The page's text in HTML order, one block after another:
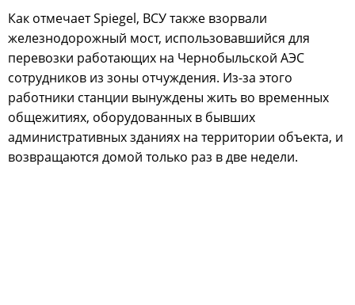
Как отмечает Spiegel, ВСУ также взорвали
железнодорожный мост, использовавшийся для
перевозки работающих на Чернобыльской АЭС
сотрудников из зоны отчуждения. Из-за этого
работники станции вынуждены жить во временных
общежитиях, оборудованных в бывших
административных зданиях на территории объекта, и
возвращаются домой только раз в две недели.